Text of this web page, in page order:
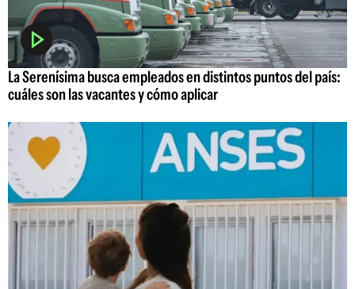
La Serenísima busca empleados en distintos puntos del país:
cuáles son las vacantes y cómo aplicar